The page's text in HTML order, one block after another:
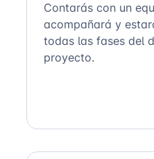
Contarás con un
acompañará y
todas las fases del
proyecto.